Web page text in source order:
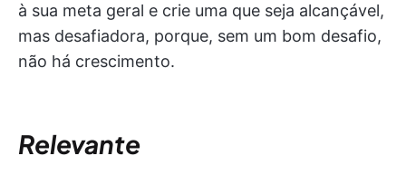
à sua meta geral e crie uma que seja alcançável,
mas desafiadora, porque, sem um bom desafio,
não há crescimento.
Relevante